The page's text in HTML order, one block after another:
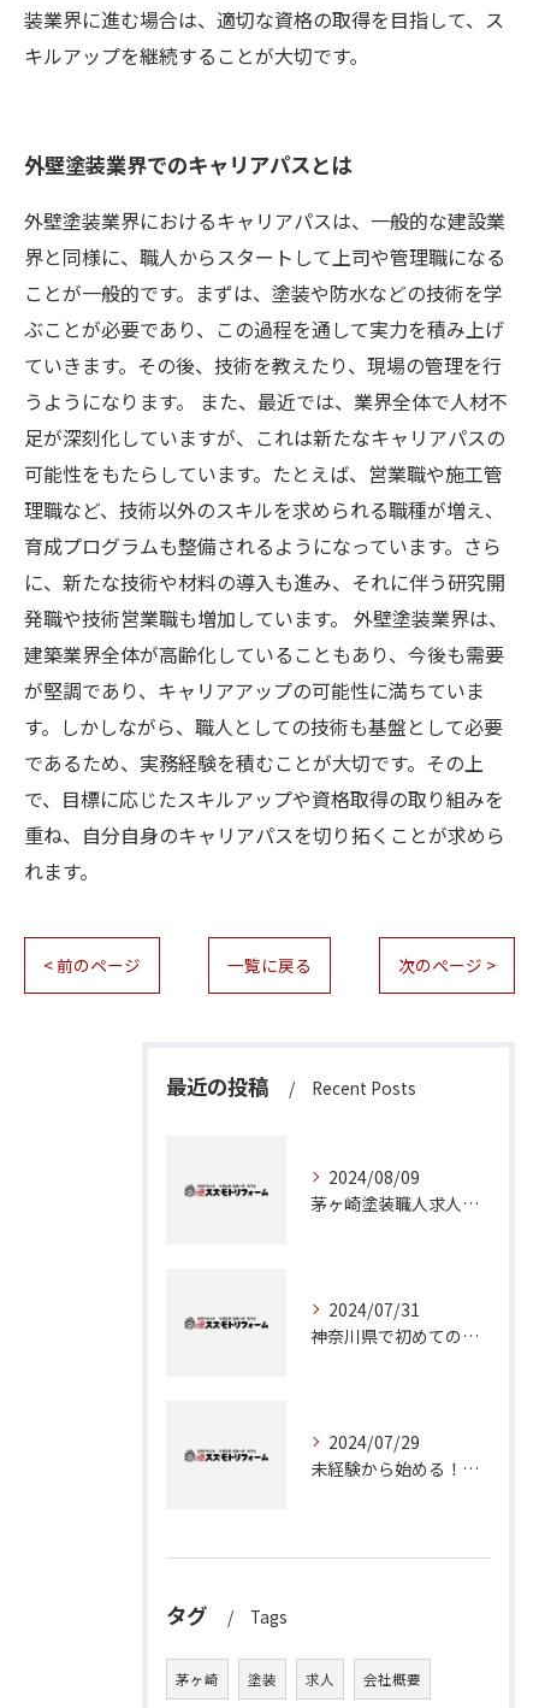
装業界に進む場合は、適切な資格の取得を目指して、ス
キルアップを継続することが大切です。
外壁塗装業界でのキャリアパスとは
外壁塗装業界におけるキャリアパスは、一般的な建設業
界と同様に、職人からスタートして上司や管理職になる
ことが一般的です。まずは、塗装や防水などの技術を学
ぶことが必要であり、この過程を通して実力を積み上げ
ていきます。その後、技術を教えたり、現場の管理を行
うようになります。 また、最近では、業界全体で人材不
足が深刻化していますが、これは新たなキャリアパスの
可能性をもたらしています。たとえば、営業職や施工管
理職など、技術以外のスキルを求められる職種が増え、
育成プログラムも整備されるようになっています。さら
に、新たな技術や材料の導入も進み、それに伴う研究開
発職や技術営業職も増加しています。 外壁塗装業界は、
建築業界全体が高齢化していることもあり、今後も需要
が堅調であり、キャリアアップの可能性に満ちていま
す。しかしながら、職人としての技術も基盤として必要
であるため、実務経験を積むことが大切です。その上
で、目標に応じたスキルアップや資格取得の取り組みを
重ね、自分自身のキャリアパスを切り拓くことが求めら
れます。
< 前のページ 一覧に戻る 次のページ >
最近の投稿 Recent Posts
2024/08/09
茅ヶ崎塗装職人求人：神奈川県で理想のキャリアを築くチャンス
2024/07/31
神奈川県で初めての外壁塗装に挑戦！成功のためのステップガイド
2024/07/29
未経験から始める！茅ヶ崎で塗装職人としてのキャリアアップ
タグ Tags
茅ヶ崎 塗装 求人 会社概要